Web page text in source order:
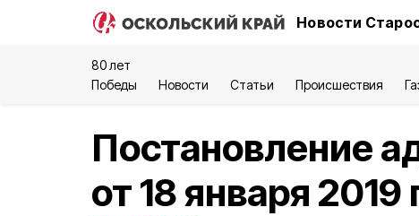
Новости
80 лет
Победы
Новости Статьи Происшествия
Постановление
от 18 января